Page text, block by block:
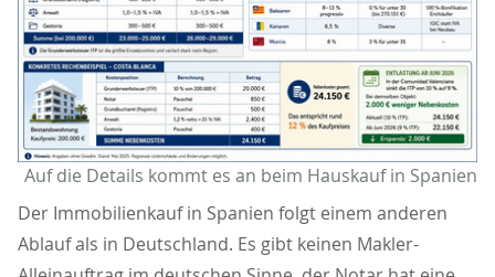
Auf die Details kommt es an beim Hauskauf in Spanien
Der Immobilienkauf in Spanien folgt einem anderen
Ablauf als in Deutschland. Es gibt keinen Makler-